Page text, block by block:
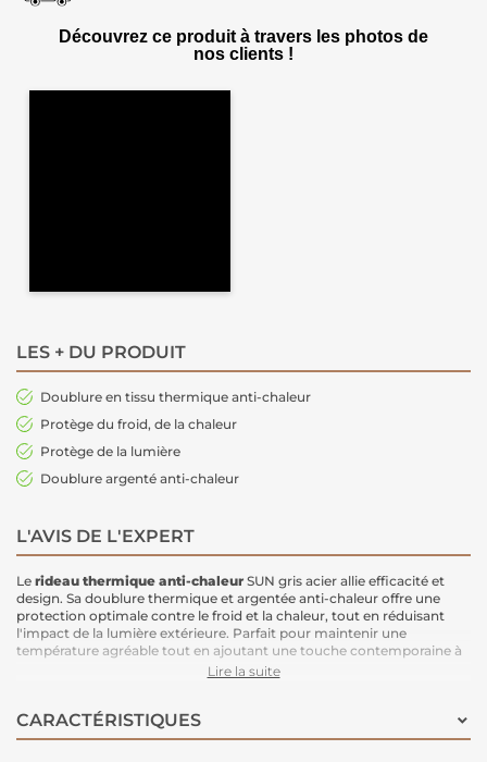
Découvrez ce produit à travers les photos de
nos clients !
LES + DU PRODUIT
Doublure en tissu thermique anti-chaleur
Protège du froid, de la chaleur
Protège de la lumière
Doublure argenté anti-chaleur
L'AVIS DE L'EXPERT
Le rideau thermique anti-chaleur SUN gris acier allie efficacité et
design. Sa doublure thermique et argentée anti-chaleur offre une
protection optimale contre le froid et la chaleur, tout en réduisant
l'impact de la lumière extérieure. Parfait pour maintenir une
température agréable tout en ajoutant une touche contemporaine à
Doublure :Thermique avec envers argenté anti-chaleur
Protection thermique :Protège du froid en hiver et de la chaleur en
Lire la suite
CARACTÉRISTIQUES